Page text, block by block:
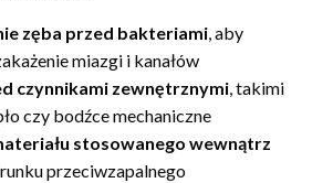
zęba przed bakteriami, aby
miazgi i kanałów
czynnikami zewnętrznymi, takimi
czy bodźce mechaniczne
stosowanego wewnątrz
przeciwzapalnego